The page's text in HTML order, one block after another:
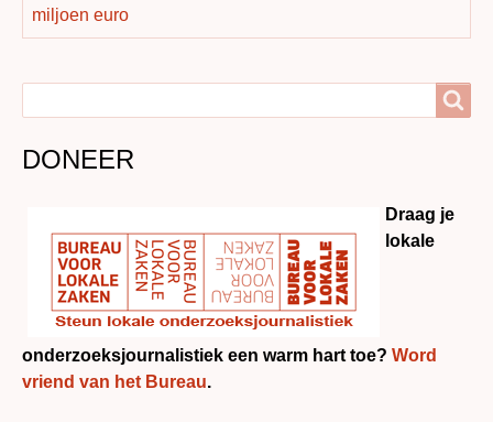
miljoen euro
DONEER
Draag je
lokale
onderzoeksjournalistiek een warm hart toe? Word
vriend van het Bureau.